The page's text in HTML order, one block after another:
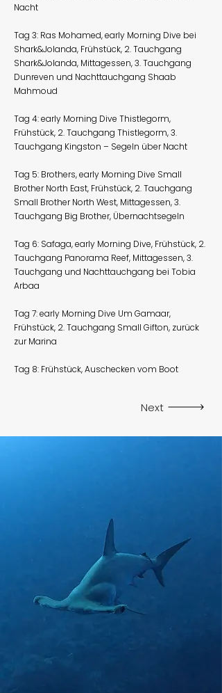
Nacht
Tag 3: Ras Mohamed, early Morning Dive bei
Shark&Jolanda, Frühstück, 2. Tauchgang
Shark&Jolanda, Mittagessen, 3. Tauchgang
Dunreven und Nachttauchgang Shaab
Mahmoud
Tag 4: early Morning Dive Thistlegorm,
Frühstück, 2. Tauchgang Thistlegorm, 3.
Tauchgang Kingston – Segeln über Nacht
Tag 5: Brothers, early Morning Dive Small
Brother North East, Frühstück, 2. Tauchgang
Small Brother North West, Mittagessen, 3.
Tauchgang Big Brother, Übernachtsegeln
Tag 6: Safaga, early Morning Dive, Frühstück, 2.
Tauchgang Panorama Reef, Mittagessen, 3.
Tauchgang und Nachttauchgang bei Tobia
Arbaa
Tag 7: early Morning Dive Um Gamaar,
Frühstück, 2. Tauchgang Small Gifton, zurück
zur Marina
Tag 8: Frühstück, Auschecken vom Boot
Next